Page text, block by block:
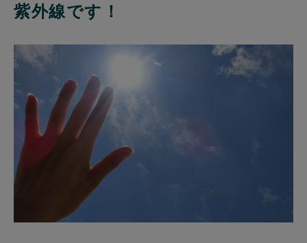
紫外線です！